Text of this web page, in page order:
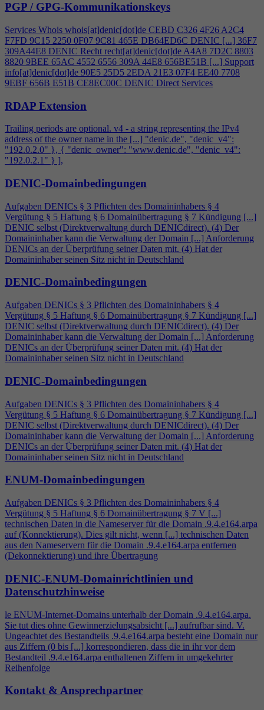
PGP / GPG-Kommunikationskeys
Services Whois whois[at]denic[dot]de CEBD C326 4F26 A2C4
F7FD 9C15 2250 0F07 9C81 465E DB64ED6C DENIC [...] 36F7
309A44E8 DENIC Recht recht[at]denic[dot]de A4A8 7D2C 8803
8820 9BEE 65AC 4552 6556 309A 44E8 656BE51B [...] Support
info[at]denic[dot]de 90E5 25D5 2EDA 21E3 07F4 EE40 7708
9EBF 656B E51B CE8EC00C DENIC Direct Services
RDAP Extension
Trailing periods are optional. v4 - a string representing the IPv4
address of the owner name in the [...] "denic.de", "denic_v4":
"192.0.2.0" }, { "denic_owner": "www.denic.de", "denic_v4":
"192.0.2.1" } ],
DENIC-Domainbedingungen
Aufgaben DENICs § 3 Pflichten des Domaininhabers § 4
Vergütung § 5 Haftung § 6 Domainübertragung § 7 Kündigung [...]
DENIC selbst (Direktverwaltung durch DENICdirect). (4) Der
Domaininhaber kann die Verwaltung der Domain [...] Anforderung
DENICs an der Überprüfung seiner Daten mit. (4) Hat der
Domaininhaber seinen Sitz nicht in Deutschland
DENIC-Domainbedingungen
Aufgaben DENICs § 3 Pflichten des Domaininhabers § 4
Vergütung § 5 Haftung § 6 Domainübertragung § 7 Kündigung [...]
DENIC selbst (Direktverwaltung durch DENICdirect). (4) Der
Domaininhaber kann die Verwaltung der Domain [...] Anforderung
DENICs an der Überprüfung seiner Daten mit. (4) Hat der
Domaininhaber seinen Sitz nicht in Deutschland
DENIC-Domainbedingungen
Aufgaben DENICs § 3 Pflichten des Domaininhabers § 4
Vergütung § 5 Haftung § 6 Domainübertragung § 7 Kündigung [...]
DENIC selbst (Direktverwaltung durch DENICdirect). (4) Der
Domaininhaber kann die Verwaltung der Domain [...] Anforderung
DENICs an der Überprüfung seiner Daten mit. (4) Hat der
Domaininhaber seinen Sitz nicht in Deutschland
ENUM-Domainbedingungen
Aufgaben DENICs § 3 Pflichten des Domaininhabers § 4
Vergütung § 5 Haftung § 6 Domainübertragung § 7 V [...]
technischen Daten in die Nameserver für die Domain .9.4.e164.arpa
auf (Konnektierung). Dies gilt nicht, wenn [...] technischen Daten
aus den Nameservern für die Domain .9.4.e164.arpa entfernen
(Dekonnektierung) und ihre Übertragung
DENIC-ENUM-Domainrichtlinien und
Datenschutzhinweise
le ENUM-Internet-Domains unterhalb der Domain .9.4.e164.arpa.
Sie tut dies ohne Gewinnerzielungsabsicht [...] aufrufbar sind. V.
Ungeachtet des Bestandteils .9.4.e164.arpa besteht eine Domain nur
aus Ziffern (0 bis [...] korrespondieren, dass die in ihr vor dem
Bestandteil .9.4.e164.arpa enthaltenen Ziffern in umgekehrter
Reihenfolge
Kontakt & Ansprechpartner